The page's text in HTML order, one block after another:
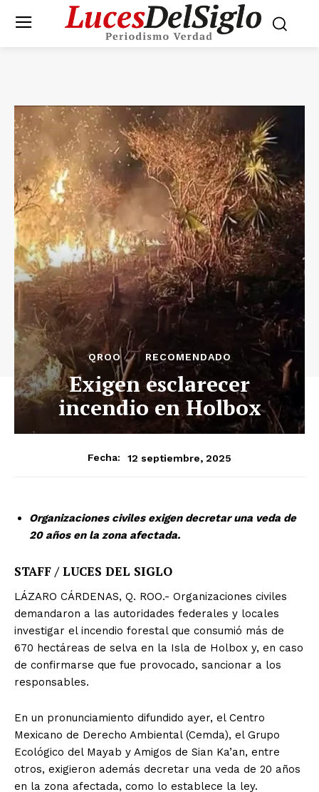
QROO RECOMENDADO
Exigen esclarecer
incendio en Holbox
Fecha: 12 septiembre, 2025
Organizaciones civiles exigen decretar una veda de
20 años en la zona afectada.
STAFF / LUCES DEL SIGLO
LÁZARO CÁRDENAS, Q. ROO.- Organizaciones civiles
demandaron a las autoridades federales y locales
investigar el incendio forestal que consumió más de
670 hectáreas de selva en la Isla de Holbox y, en caso
de confirmarse que fue provocado, sancionar a los
responsables.
En un pronunciamiento difundido ayer, el Centro
Mexicano de Derecho Ambiental (Cemda), el Grupo
Ecológico del Mayab y Amigos de Sian Ka’an, entre
otros, exigieron además decretar una veda de 20 años
en la zona afectada, como lo establece la ley.